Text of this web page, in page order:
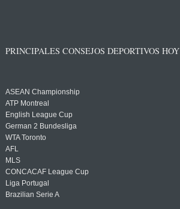
PRINCIPALES CONSEJOS DEPORTIVOS HOY
ASEAN Championship
ATP Montreal
English League Cup
German 2 Bundesliga
WTA Toronto
AFL
MLS
CONCACAF League Cup
Liga Portugal
Brazilian Serie A